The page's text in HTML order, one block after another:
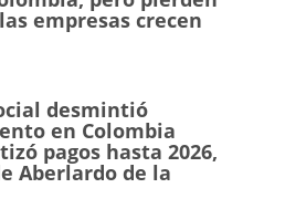
empresas crecen
desmintió
en Colombia
pagos hasta 2026,
Aberlardo de la